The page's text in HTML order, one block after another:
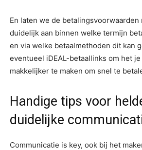
En laten we de
duidelijk aan binnen welke termijn
en via welke betaalmethoden dit kan
eventueel iDEAL-betaallinks om het
makkelijker te maken om snel te
Handige tips voor
duidelijke
Communicatie is key, ook bij het